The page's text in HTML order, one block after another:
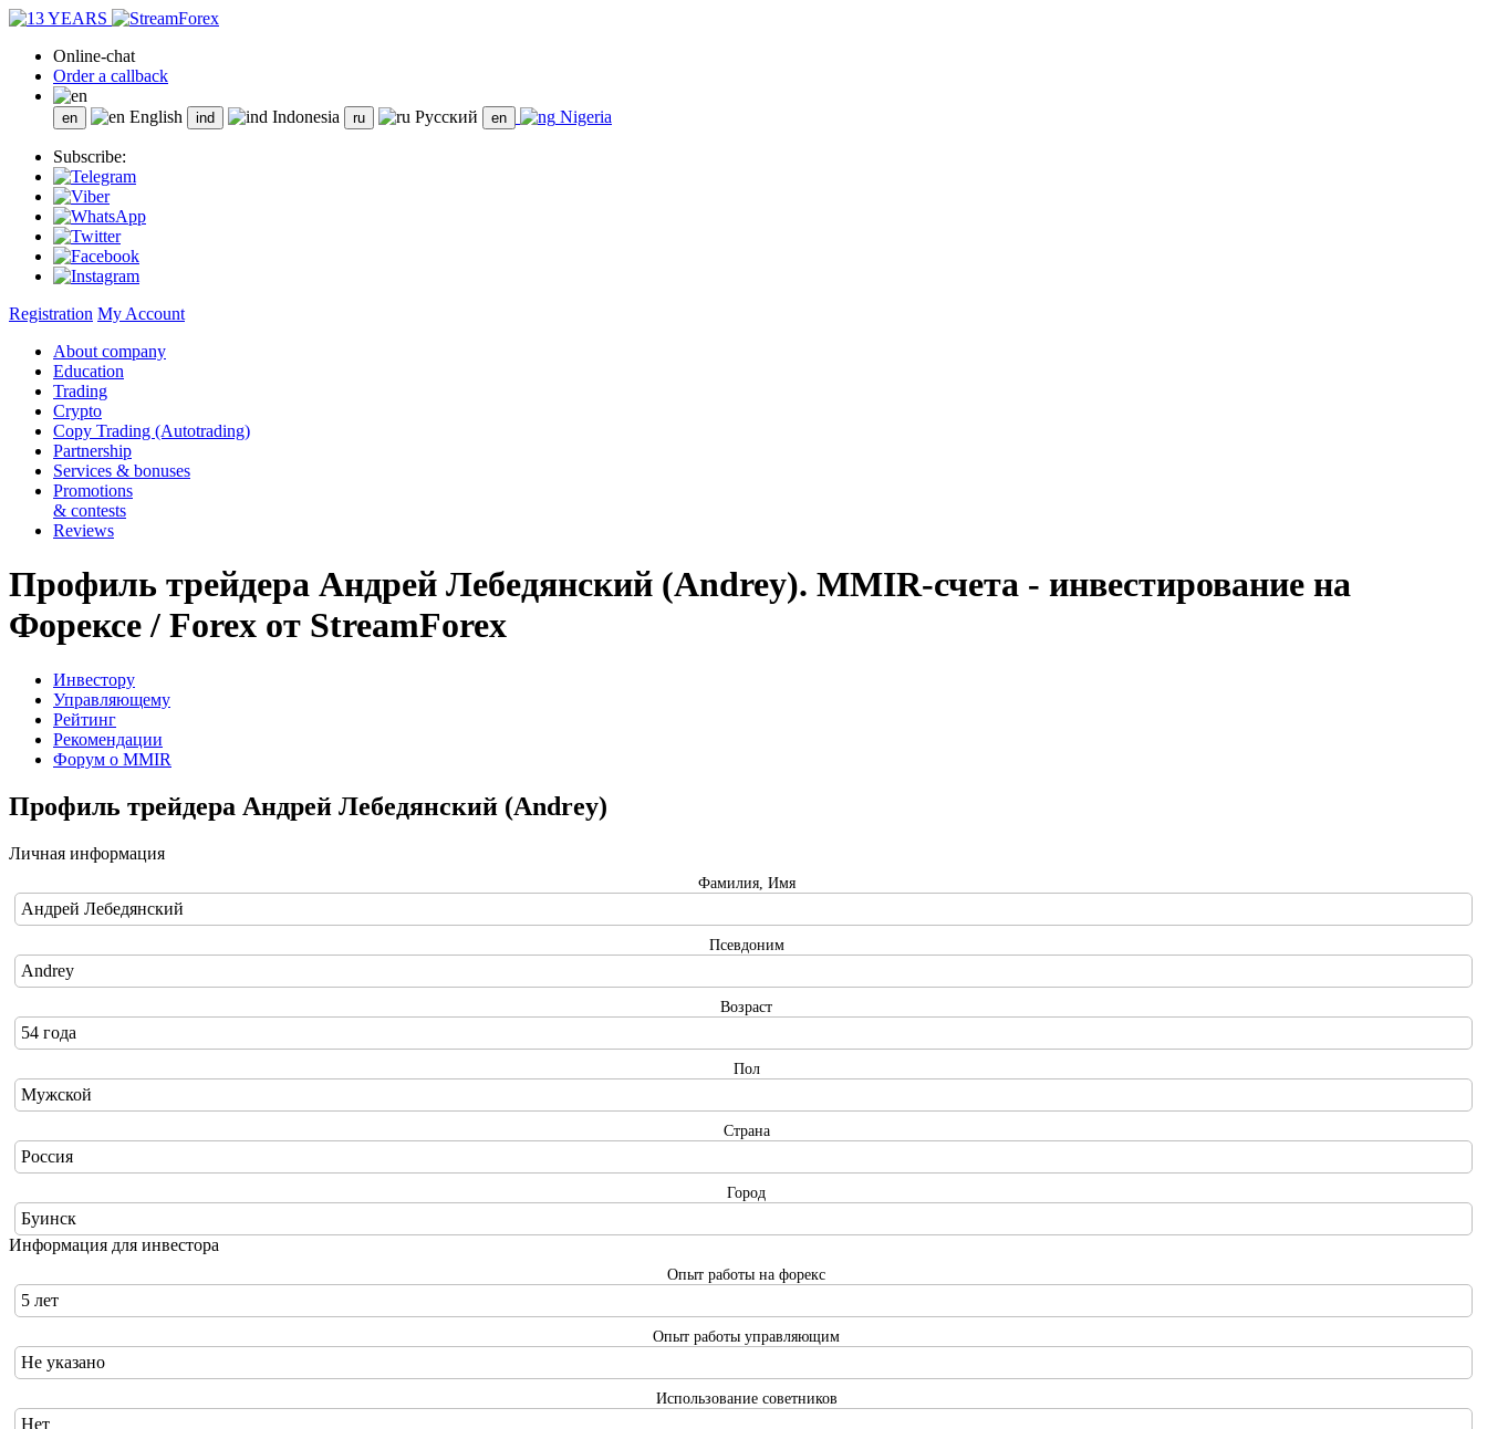
Online-chat
Order a callback
English Indonesia Русский Nigeria
Subscribe:
Registration My Account
About company
Education
Trading
Crypto
Copy Trading (Autotrading)
Partnership
Services & bonuses
Promotions
& contests
Reviews
Профиль трейдера Андрей Лебедянский (Andrey). MMIR-счета - инвестирование на
Форексе / Forex от StreamForex
Инвестору
Управляющему
Рейтинг
Рекомендации
Форум о MMIR
Профиль трейдера Андрей Лебедянский (Andrey)
Личная информация
Фамилия, Имя
Андрей Лебедянский
Псевдоним
Andrey
Возраст
54 года
Пол
Мужской
Страна
Россия
Город
Буинск
Информация для инвестора
Опыт работы на форекс
5 лет
Опыт работы управляющим
Не указано
Использование советников
Нет